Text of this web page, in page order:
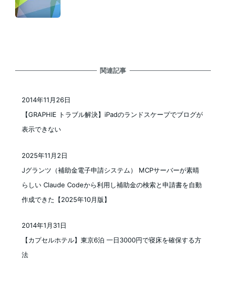
関連記事
【GRAPHIE トラブル解決】iPadのランドスケープでブログが
表示できない
2014年11月26日
Jグランツ（補助金電子申請システム） MCPサーバーが素晴
らしい Claude Codeから利用し補助金の検索と申請書を自動
作成できた【2025年10月版】
2025年11月2日
【カプセルホテル】東京6泊 一日3000円で寝床を確保する方
法
2014年1月31日